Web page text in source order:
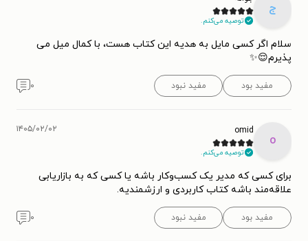
ج
توصیه می‌کنم.
سلام اگر کسی مایل به هدیه این کتاب هست، با کمال میل می
پذیرم😌✨️
مفید بود مفید نبود ۰
o
omid
توصیه می‌کنم.
۱۴۰۵/۰۲/۰۲
برای کسی که مدیر یک کسب‌و‌کار باشه یا کسی که به بازاریابی
علاقه‌مند باشه کتاب کاربردی و ارزشمندیه.
مفید بود مفید نبود ۰